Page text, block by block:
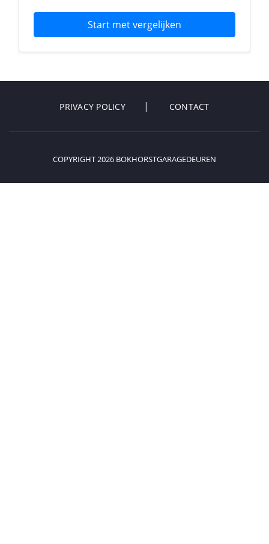
Start met vergelijken
PRIVACY POLICY CONTACT
COPYRIGHT 2026 BOKHORSTGARAGEDEUREN